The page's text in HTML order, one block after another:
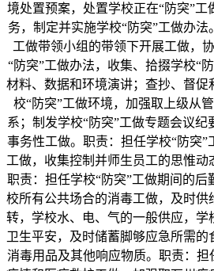
境处置预案，处置学校正在“防突”
务，制定并实施学校“防突”工做办法
工做带领小组的带领下开展工做，
“防突”工做办法，收集、拾掇学校“
材料、数据和环境演讲；查抄、督促
校“防突”工做环境，加强取上级从
系；制发学校“防突”工做专题会议
事务性工做。职责：担任学校“防突
工做，收集控制并师生员工的思惟动
职责：担任学校“防突”工做期间的
校所有公共场合的消毒工做，及时供
转，学校水、电、气的一般供应，学
卫生平安，及时储蓄脚够应急所需的
消毒用品及其他响应物质。职责：担